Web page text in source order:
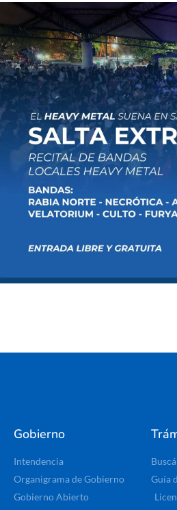
Gobierno
Intendencia
Organigrama de Gobierno
Gobierno Abierto
Guía